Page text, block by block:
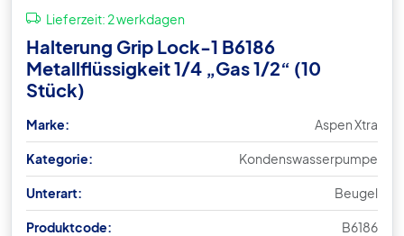
Lieferzeit:2 werkdagen
Halterung Grip Lock-1 B6186
Metallflüssigkeit 1/4 „Gas 1/2“ (10
Stück)
Marke: Aspen Xtra
Kategorie: Kondenswasserpumpe
Unterart: Beugel
Produktcode: B6186